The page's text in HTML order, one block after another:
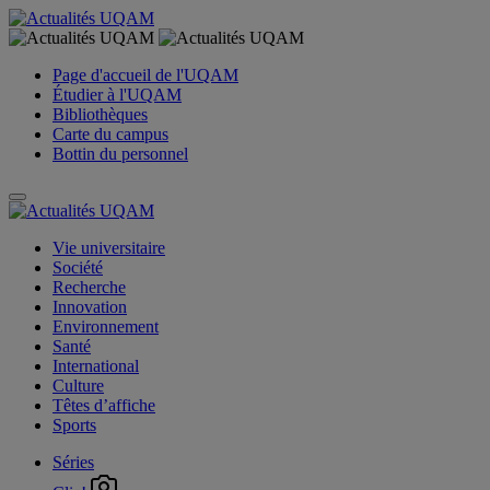
Page d'accueil de l'UQAM
Étudier à l'UQAM
Bibliothèques
Carte du campus
Bottin du personnel
Vie universitaire
Société
Recherche
Innovation
Environnement
Santé
International
Culture
Têtes d’affiche
Sports
Séries